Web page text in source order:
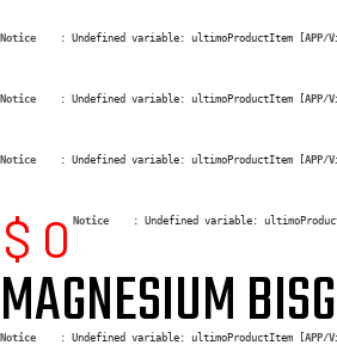
deportiva
Quemadores
grasa sin
Notice : Undefined variable: ultimoProductItem [APP/
Notice : Undefined variable: ultimoProductItem [APP/
Notice : Undefined variable: ultimoProductItem [APP/
$ 0 Notice : Undefined variable:
MAGNESIUM
Notice : Undefined variable: ultimoProductItem [APP/
Cerrar
sesión